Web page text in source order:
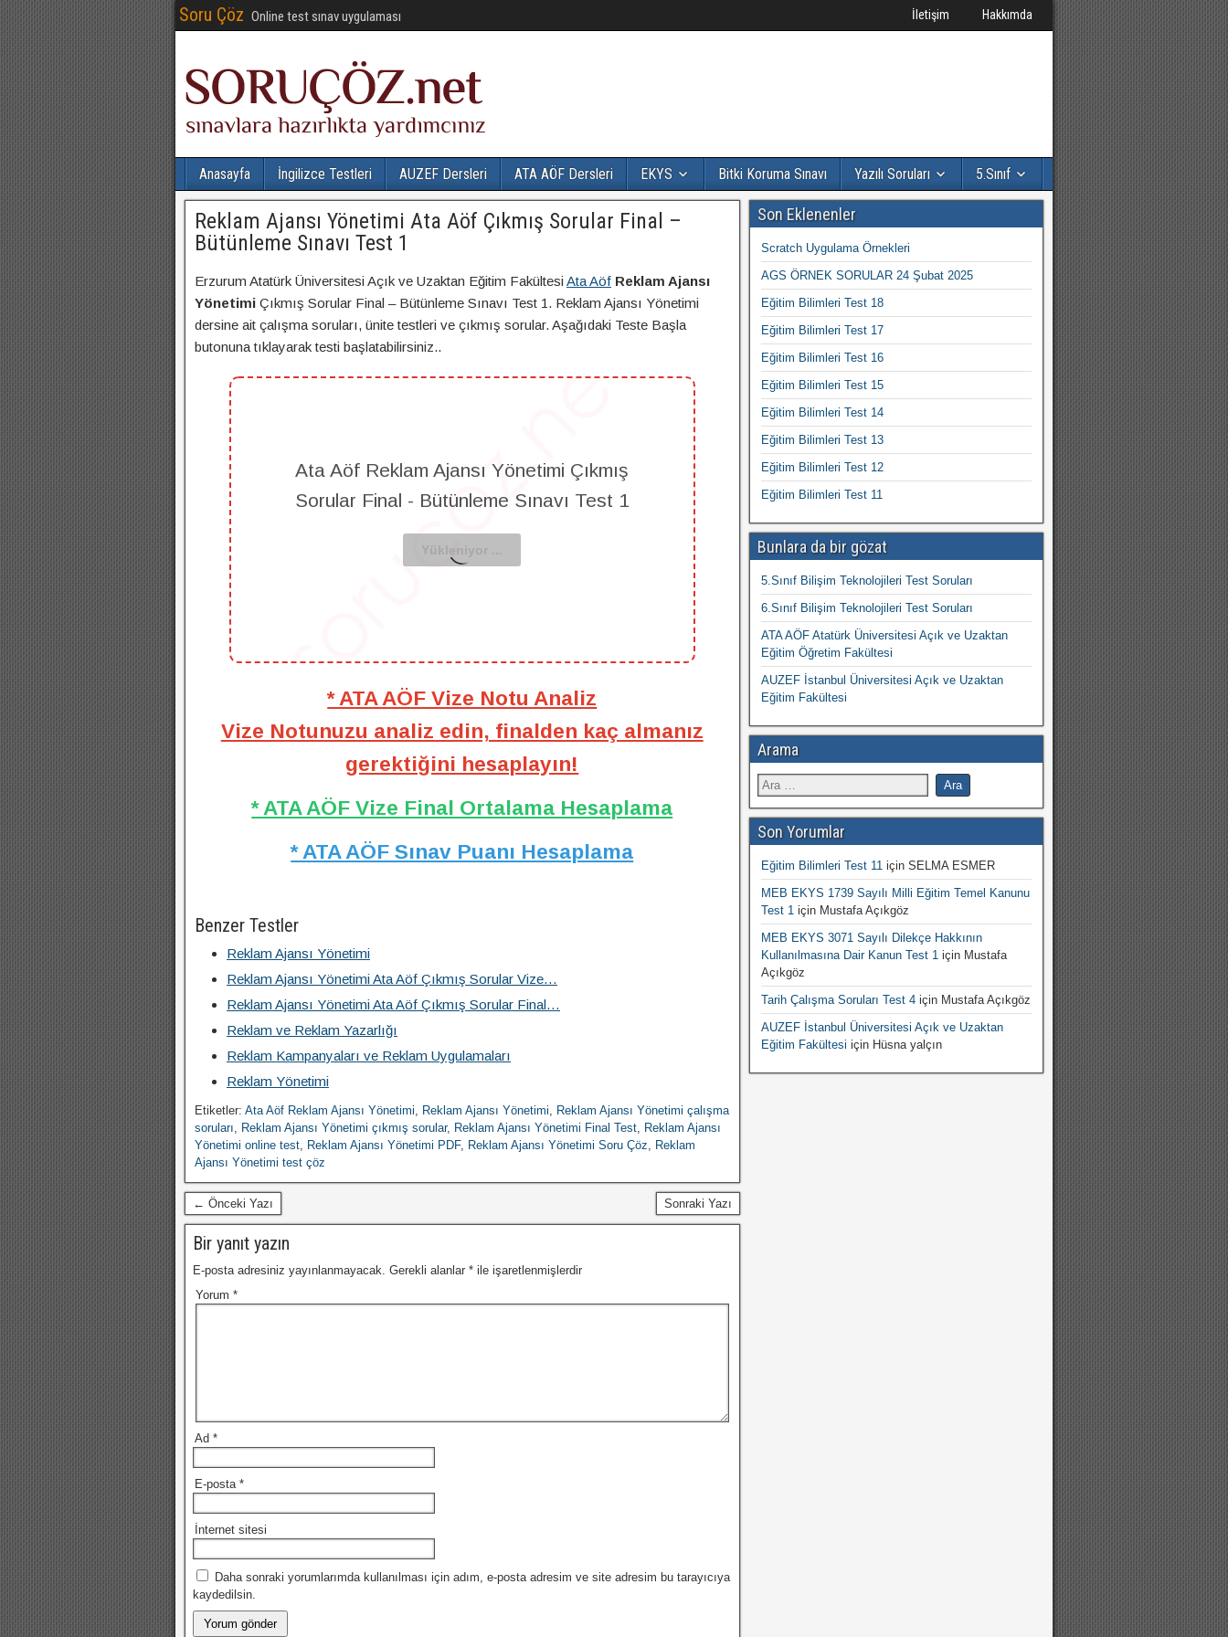
Soru Çöz Online test sınav uygulaması İletişim Hakkımda
Anasayfa İngilizce Testleri AUZEF Dersleri ATA AÖF Dersleri EKYS Bitki Koruma Sınavı Yazılı Soruları 5.Sınıf
Reklam Ajansı Yönetimi Ata Aöf Çıkmış Sorular Final –
Bütünleme Sınavı Test 1
Erzurum Atatürk Üniversitesi Açık ve Uzaktan Eğitim Fakültesi Ata Aöf Reklam Ajansı
Yönetimi Çıkmış Sorular Final – Bütünleme Sınavı Test 1. Reklam Ajansı Yönetimi
dersine ait çalışma soruları, ünite testleri ve çıkmış sorular. Aşağıdaki Teste Başla
butonuna tıklayarak testi başlatabilirsiniz..
Ata Aöf Reklam Ajansı Yönetimi Çıkmış
Sorular Final - Bütünleme Sınavı Test 1
* ATA AÖF Vize Notu Analiz
Vize Notunuzu analiz edin, finalden kaç almanız
gerektiğini hesaplayın!
* ATA AÖF Vize Final Ortalama Hesaplama
* ATA AÖF Sınav Puanı Hesaplama
Benzer Testler
Reklam Ajansı Yönetimi
Reklam Ajansı Yönetimi Ata Aöf Çıkmış Sorular Vize…
Reklam Ajansı Yönetimi Ata Aöf Çıkmış Sorular Final…
Reklam ve Reklam Yazarlığı
Reklam Kampanyaları ve Reklam Uygulamaları
Reklam Yönetimi
Etiketler: Ata Aöf Reklam Ajansı Yönetimi, Reklam Ajansı Yönetimi, Reklam Ajansı Yönetimi çalışma
soruları, Reklam Ajansı Yönetimi çıkmış sorular, Reklam Ajansı Yönetimi Final Test, Reklam Ajansı
Yönetimi online test, Reklam Ajansı Yönetimi PDF, Reklam Ajansı Yönetimi Soru Çöz, Reklam
Ajansı Yönetimi test çöz
← Önceki Yazı Sonraki Yazı
Bir yanıt yazın
E-posta adresiniz yayınlanmayacak. Gerekli alanlar * ile işaretlenmişlerdir
Yorum *
Ad *
E-posta *
İnternet sitesi
Daha sonraki yorumlarımda kullanılması için adım, e-posta adresim ve site adresim bu tarayıcıya
kaydedilsin.
Son Eklenenler
Scratch Uygulama Örnekleri
AGS ÖRNEK SORULAR 24 Şubat 2025
Eğitim Bilimleri Test 18
Eğitim Bilimleri Test 17
Eğitim Bilimleri Test 16
Eğitim Bilimleri Test 15
Eğitim Bilimleri Test 14
Eğitim Bilimleri Test 13
Eğitim Bilimleri Test 12
Eğitim Bilimleri Test 11
Bunlara da bir gözat
5.Sınıf Bilişim Teknolojileri Test Soruları
6.Sınıf Bilişim Teknolojileri Test Soruları
ATA AÖF Atatürk Üniversitesi Açık ve Uzaktan
Eğitim Öğretim Fakültesi
AUZEF İstanbul Üniversitesi Açık ve Uzaktan
Eğitim Fakültesi
Arama
Son Yorumlar
Eğitim Bilimleri Test 11için SELMA ESMER
MEB EKYS 1739 Sayılı Milli Eğitim Temel Kanunu
Test 1için Mustafa Açıkgöz
MEB EKYS 3071 Sayılı Dilekçe Hakkının
Kullanılmasına Dair Kanun Test 1için Mustafa
Açıkgöz
Tarih Çalışma Soruları Test 4için Mustafa Açıkgöz
AUZEF İstanbul Üniversitesi Açık ve Uzaktan
Eğitim Fakültesi için Hüsna yalçın